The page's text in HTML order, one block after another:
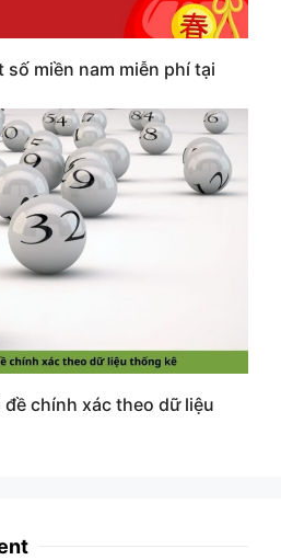
miền nam miễn phí tại
chính xác theo dữ liệu